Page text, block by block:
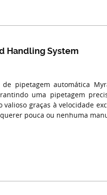
Handling System
pipetagem automática
uma pipetagem
valioso graças à velocidade
pouca ou nenhuma